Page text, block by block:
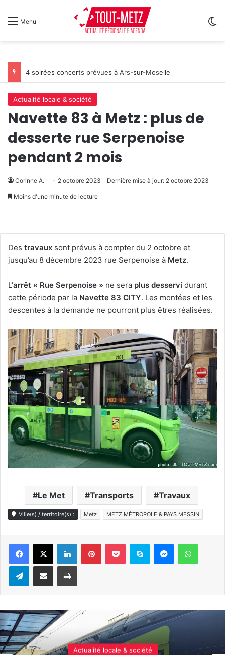
Menu
Actualité locale & société
Navette 83 à Metz : plus de
desserte rue Serpenoise
pendant 2 mois
Corinne A. 2 octobre 2023 Dernière mise à jour: 2 octobre 2023
Moins d'une minute de lecture
Des travaux sont prévus à compter du 2 octobre et
jusqu’au 8 décembre 2023 rue Serpenoise à Metz.
L’arrêt « Rue Serpenoise » ne sera plus desservi durant
cette période par la Navette 83 CITY. Les montées et les
descentes à la demande ne pourront plus êtres réalisées.
Le Met Transports Travaux
Ville(s) / territoire(s) : Metz METZ MÉTROPOLE & PAYS MESSIN
LinkedinPinterestPocket Skype Messenger
TelegramPartager par e-mail Imprimer
Actualité locale & société